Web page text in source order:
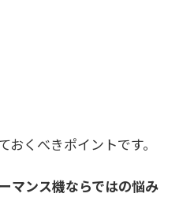
くべきポイントです。
マンス機ならではの悩み